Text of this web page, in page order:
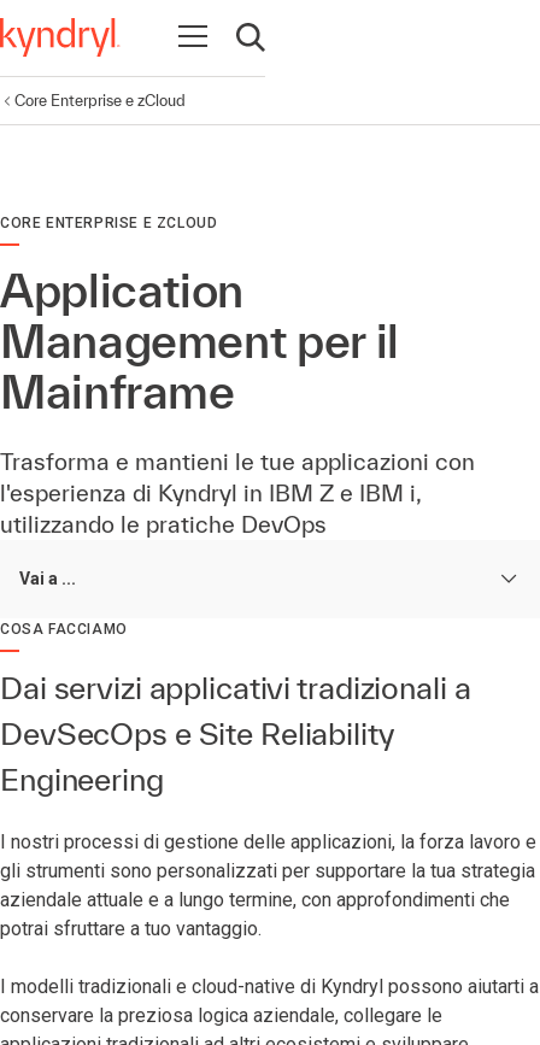
Apri la navigazione
Apri ricerca
Core Enterprise e zCloud
CORE ENTERPRISE E ZCLOUD
Application
Management per il
Mainframe
Trasforma e mantieni le tue applicazioni con
l'esperienza di Kyndryl in IBM Z e IBM i,
utilizzando le pratiche DevOps
Vai a ...
COSA FACCIAMO
Dai servizi applicativi tradizionali a
DevSecOps e Site Reliability
Engineering
I nostri processi di gestione delle applicazioni, la forza lavoro e
gli strumenti sono personalizzati per supportare la tua strategia
aziendale attuale e a lungo termine, con approfondimenti che
potrai sfruttare a tuo vantaggio.
I modelli tradizionali e cloud-native di Kyndryl possono aiutarti a
conservare la preziosa logica aziendale, collegare le